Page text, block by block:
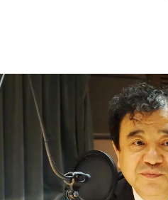
イベント・グッズ
YouTube